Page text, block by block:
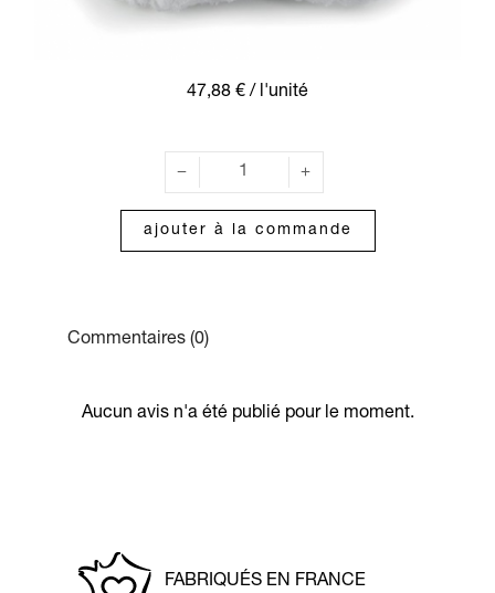
47,88 €/ l'unité
ajouter à la commande
Commentaires (0)
Aucun avis n'a été publié pour le moment.
FABRIQUÉS EN FRANCE